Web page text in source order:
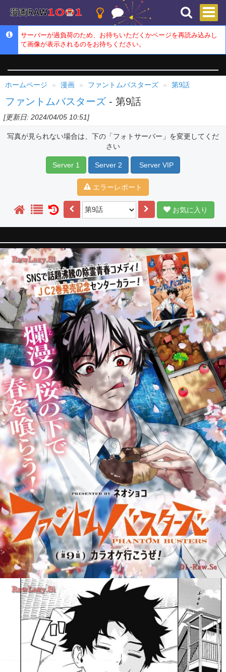
サーバーが過負荷のため、お待ちいただくかページを再読み込みし
て画像が表示されるのをお待ちください。
ホームページ 漫画 ファントムバスターズ 第9話
ファントムバスターズ - 第9話
[更新日: 2024/04/05 10:51]
写真が見られない場合は、下の「フォトサーバー」を変更してくだ
さい
Server 1 Server 2 Server VIP
エラーレポート
1 お気に入り